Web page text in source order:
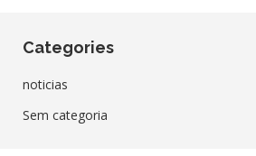
Categories
noticias
Sem categoria